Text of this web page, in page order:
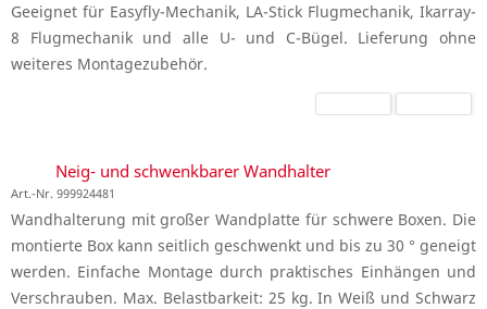
Geeignet für Easyfly-Mechanik, LA-Stick Flugmechanik, Ikarray-
8 Flugmechanik und alle U- und C-Bügel. Lieferung ohne
weiteres Montagezubehör.
Neig- und schwenkbarer Wandhalter
Art.-Nr. 999924481
Wandhalterung mit großer Wandplatte für schwere Boxen. Die
montierte Box kann seitlich geschwenkt und bis zu 30 ° geneigt
werden. Einfache Montage durch praktisches Einhängen und
Verschrauben. Max. Belastbarkeit: 25 kg. In Weiß und Schwarz